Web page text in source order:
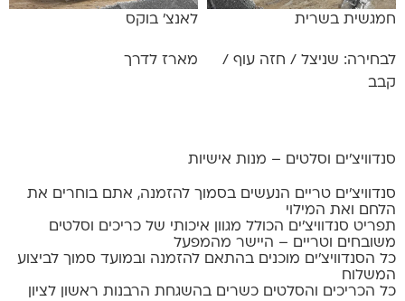
חמגשית בשרית
לבחירה: שניצל / חזה עוף /
קבב
לאנצ' בוקס
מארז לדרך
סנדוויצ’ים וסלטים – מנות אישיות
סנדוויצ’ים טריים הנעשים בסמוך להזמנה, אתם בוחרים את
הלחם ואת המילוי
תפריט סנדוויצ’ים הכולל מגוון איכותי של כריכים וסלטים
משובחים וטריים – היישר מהמפעל
כל הסנדוויצ’ים מוכנים בהתאם להזמנה ובמועד סמוך לביצוע
המשלוח
כל הכריכים והסלטים כשרים בהשגחת הרבנות ראשון לציון